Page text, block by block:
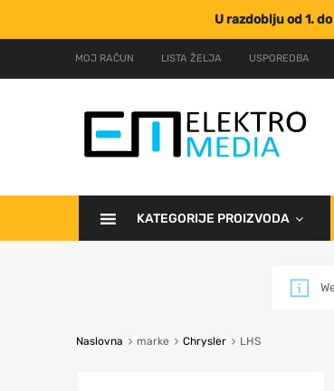
U razdoblju od 1.
MOJ RAČUN LISTA ŽELJA USPOREDBA
KATEGORIJE PROIZVODA
Naslovna marke Chrysler LHS